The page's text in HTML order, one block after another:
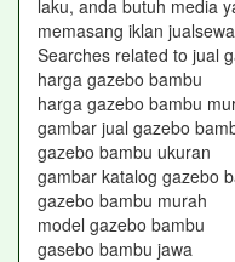
laku, anda butuh media
memasang iklan
Searches related to jual
harga gazebo bambu
harga gazebo bambu
gambar jual gazebo
gazebo bambu ukuran
gambar katalog gazebo
gazebo bambu murah
model gazebo bambu
gasebo bambu jawa